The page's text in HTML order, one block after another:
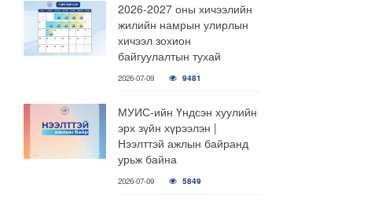
2026-2027 оны хичээлийн
жилийн намрын улирлын
хичээл зохион
байгуулалтын тухай
2026-07-09 9481
МУИС-ийн Үндсэн хуулийн
эрх зүйн хүрээлэн |
Нээлттэй ажлын байранд
урьж байна
2026-07-09 5849